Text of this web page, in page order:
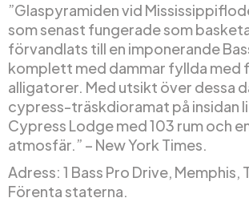
”Glaspyramiden vid
som senast fungerade som
förvandlats till en imponerande
komplett med dammar fyllda med
alligatorer. Med utsikt över dessa
cypress-träskdioramat på insidan
Cypress Lodge med 103 rum och
atmosfär.” – New York Times.
Adress: 1 Bass Pro Drive, Memphis,
Förenta staterna.